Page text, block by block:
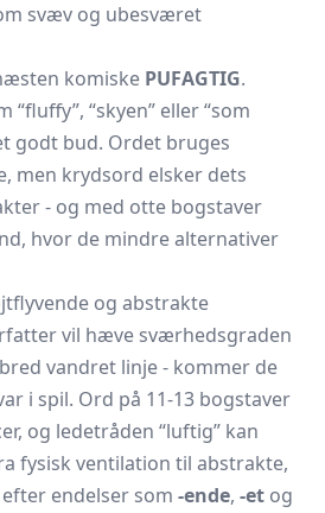
svæv og ubesværet
komiske PUFAGTIG.
“skyen” eller “som
godt bud. Ordet bruges
men krydsord elsker dets
- og med otte bogstaver
hvor de mindre alternativer
og abstrakte
vil hæve sværhedsgraden
vandret linje - kommer de
i spil. Ord på 11-13 bogstaver
og ledetråden “luftig” kan
fysisk ventilation til abstrakte,
endelser som -ende, -et og